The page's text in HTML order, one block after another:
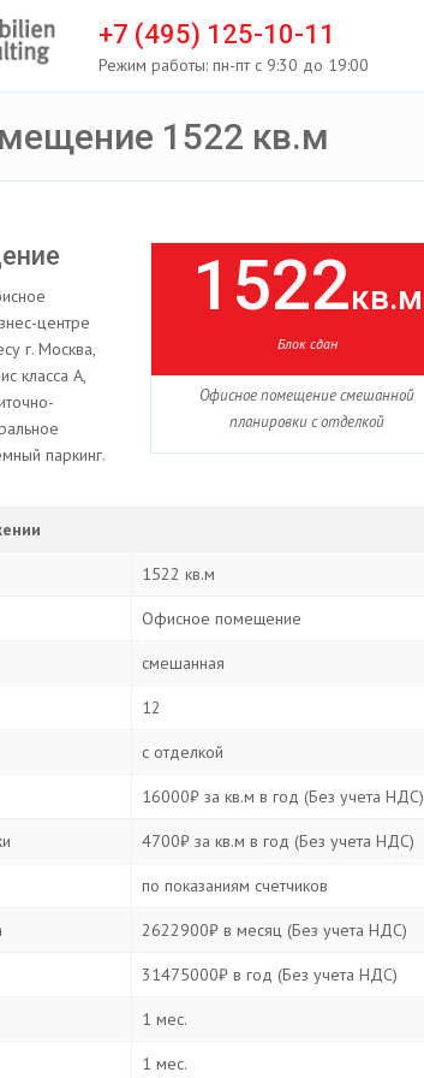
+7 (495) 125-10-11
Режим работы: пн-пт с 9:30 до 19:00
1522 кв.м
центре
г. Москва,
класса А,
паркинг.
1522кв.м
Блок сдан
Офисное помещение смешанной
планировки с отделкой
1522 кв.м
Офисное помещение
смешанная
12
с отделкой
16000₽ за кв.м в год (Без учета НДС)
4700₽ за кв.м в год (Без учета НДС)
по показаниям счетчиков
2622900₽ в месяц (Без учета НДС)
31475000₽ в год (Без учета НДС)
1 мес.
1 мес.